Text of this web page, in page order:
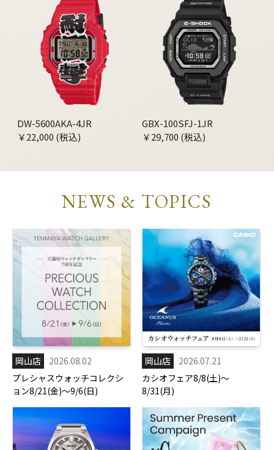
DW-5600AKA-4JR
￥22,000 (税込)
GBX-100SFJ-1JR
￥29,700 (税込)
NEWS & TOPICS
岡山店
2026.08.02
プレシャスウォッチコレクシ
ョン8/21(金)～9/6(日)
岡山店
2026.07.21
カシオフェア8/8(土)～
8/31(月)